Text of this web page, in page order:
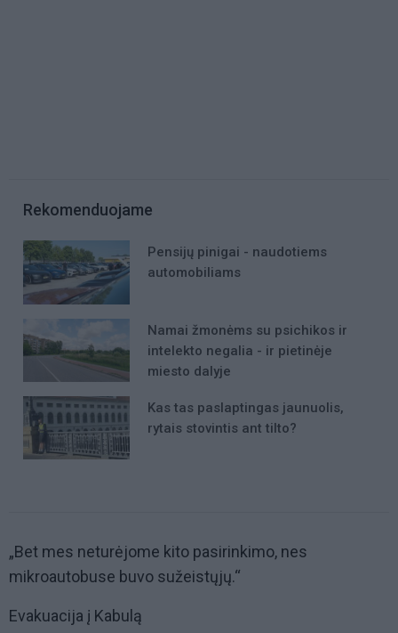
Rekomenduojame
Pensijų pinigai - naudotiems
automobiliams
Namai žmonėms su psichikos ir
intelekto negalia - ir pietinėje
miesto dalyje
Kas tas paslaptingas jaunuolis,
rytais stovintis ant tilto?
„Bet mes neturėjome kito pasirinkimo, nes
mikroautobuse buvo sužeistųjų.“
Evakuacija į Kabulą